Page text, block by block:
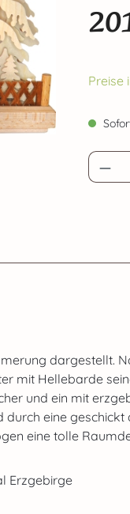
Preise
dargestellt.
mit Hellebarde
und ein mit
eine
eine tolle
Erzgebirge